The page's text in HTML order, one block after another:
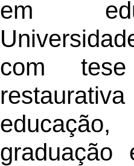
em
com
graduação